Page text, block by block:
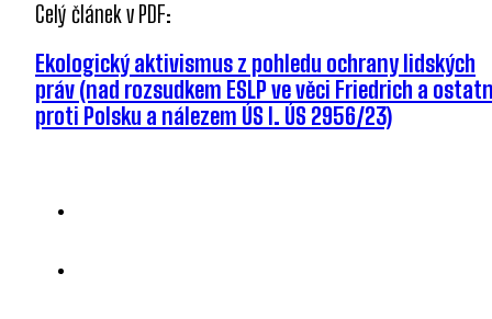
Celý článek v PDF:
Ekologický aktivismus z pohledu ochrany lidských
práv (nad rozsudkem ESLP ve věci Friedrich a
proti Polsku a nálezem ÚS I. ÚS 2956/23)